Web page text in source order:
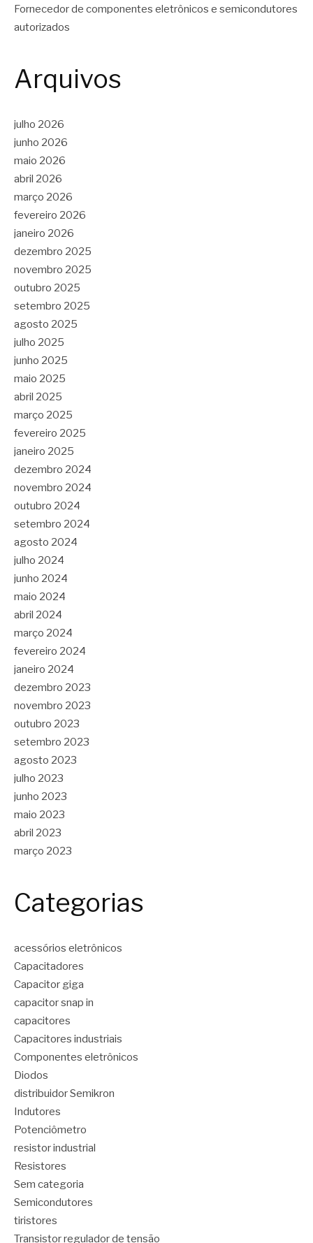
Fornecedor de componentes eletrônicos e semicondutores
autorizados
Arquivos
julho 2026
junho 2026
maio 2026
abril 2026
março 2026
fevereiro 2026
janeiro 2026
dezembro 2025
novembro 2025
outubro 2025
setembro 2025
agosto 2025
julho 2025
junho 2025
maio 2025
abril 2025
março 2025
fevereiro 2025
janeiro 2025
dezembro 2024
novembro 2024
outubro 2024
setembro 2024
agosto 2024
julho 2024
junho 2024
maio 2024
abril 2024
março 2024
fevereiro 2024
janeiro 2024
dezembro 2023
novembro 2023
outubro 2023
setembro 2023
agosto 2023
julho 2023
junho 2023
maio 2023
abril 2023
março 2023
Categorias
acessórios eletrônicos
Capacitadores
Capacitor giga
capacitor snap in
capacitores
Capacitores industriais
Componentes eletrônicos
Diodos
distribuidor Semikron
Indutores
Potenciômetro
resistor industrial
Resistores
Sem categoria
Semicondutores
tiristores
Transistor regulador de tensão